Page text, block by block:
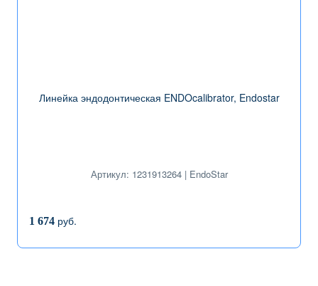
Линейка эндодонтическая ENDOcalibrator, Endostar
Артикул: 1231913264 | EndoStar
1 674 руб.